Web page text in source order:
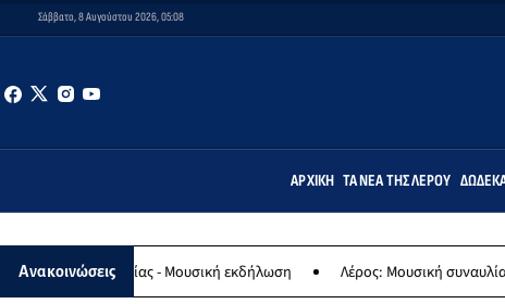
Σάββατο, 8 Αυγούστου 2026, 05:08
ΑΡΧΙΚΉ ΤΑ ΝΈΑ ΤΗΣ ΛΈΡΟΥ
Ανακοινώσεις
Παναγίας - Μουσική εκδήλωση Λέρος: Μουσική συναυλία των